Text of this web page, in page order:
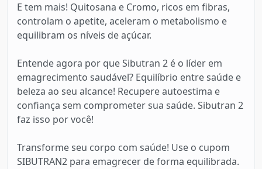
E tem mais! Quitosana e Cromo, ricos em fibras,
controlam o apetite, aceleram o metabolismo e
equilibram os níveis de açúcar.
Entende agora por que Sibutran 2 é o líder em
emagrecimento saudável? Equilíbrio entre saúde e
beleza ao seu alcance! Recupere autoestima e
confiança sem comprometer sua saúde. Sibutran 2
faz isso por você!
Transforme seu corpo com saúde! Use o cupom
SIBUTRAN2 para emagrecer de forma equilibrada.